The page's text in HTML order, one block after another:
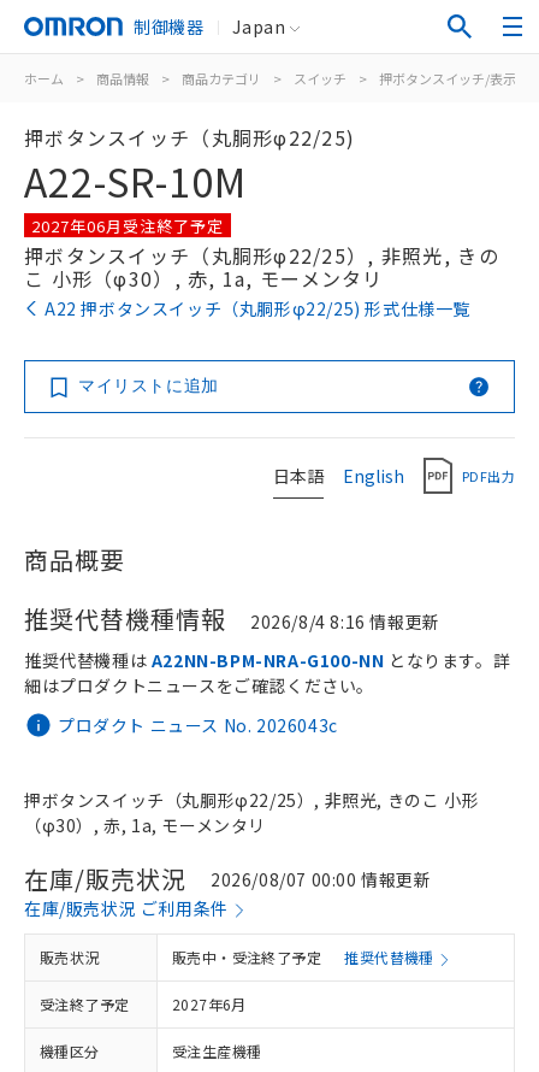
制御機器 Japan
ホーム > 商品情報 > 商品カテゴリ > スイッチ > 押ボタンスイッチ/表示灯
押ボタンスイッチ（丸胴形φ22/25)
A22-SR-10M
2027年06月受注終了予定
押ボタンスイッチ（丸胴形φ22/25）, 非照光, きの
こ 小形（φ30）, 赤, 1a, モーメンタリ
A22 押ボタンスイッチ（丸胴形φ22/25) 形式仕様一覧
マイリストに追加
日本語 English PDF出力
商品概要
推奨代替機種情報
2026/8/4 8:16 情報更新
プロダクト ニュース No. 2026043c
推奨代替機種は A22NN-BPM-NRA-G100-NN となります。詳
細はプロダクトニュースをご確認ください。
押ボタンスイッチ（丸胴形φ22/25）, 非照光, きのこ 小形
（φ30）, 赤, 1a, モーメンタリ
在庫/販売状況
2026/08/07 00:00 情報更新
在庫/販売状況 ご利用条件
販売状況 販売中・受注終了予定 推奨代替機種
受注終了予定 2027年6月
機種区分 受注生産機種